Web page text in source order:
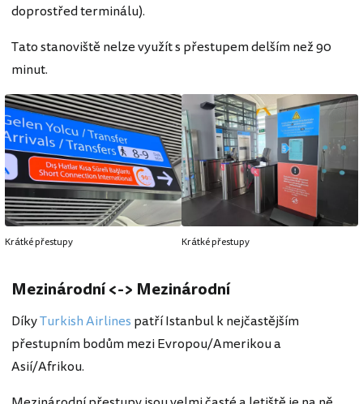
doprostřed terminálu).
Tato stanoviště nelze využít s přestupem delším než 90
minut.
Krátké přestupy Krátké přestupy
Mezinárodní <-> Mezinárodní
DíkyTurkish Airlines patří Istanbul k nejčastějším
přestupním bodům mezi Evropou/Amerikou a
Asií/Afrikou.